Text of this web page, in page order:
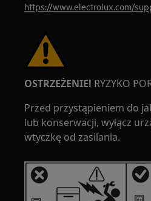
https://www.electrolux.com/
OSTRZEŻENIE! RYZYKO
Przed przystąpieniem do
lub konserwacji, wyłącz
wtyczkę od zasilania.